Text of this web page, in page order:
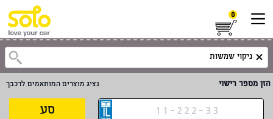
0
הזן מספר רישוי נציג מוצרים המותאמים לרכבך
סע